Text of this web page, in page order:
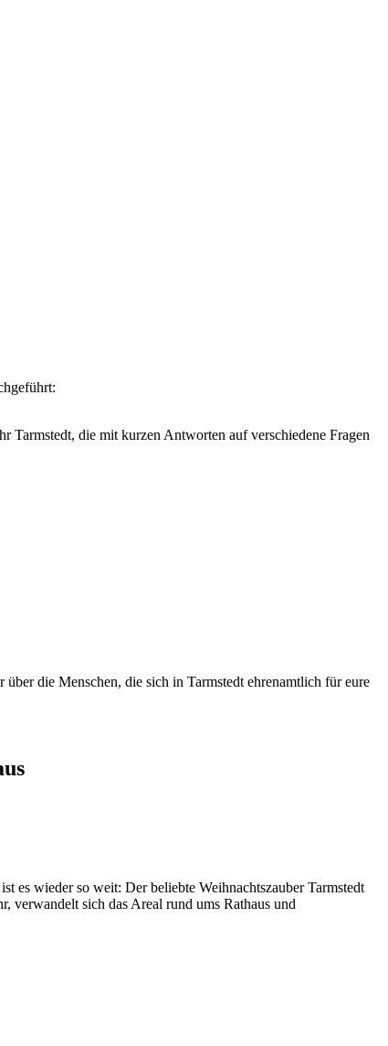
Tarmstedt, die mit kurzen Antworten auf verschiedene Fragen
die Menschen, die sich in Tarmstedt ehrenamtlich für eure
es wieder so weit: Der beliebte Weihnachtszauber Tarmstedt
verwandelt sich das Areal rund ums Rathaus und